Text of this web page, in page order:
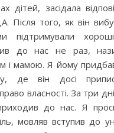
дітей, засідала
Після того, як він
підтримували
до нас не раз,
і мамою. Я йому
де він досі
власності. За три
до нас. Я
мовляв вступив до